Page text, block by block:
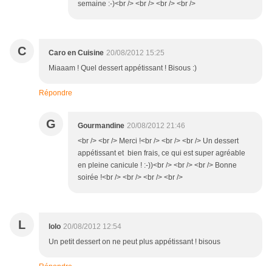
semaine :-)<br /> <br /> <br /> <br />
C Caro en Cuisine 20/08/2012 15:25
Miaaam ! Quel dessert appétissant ! Bisous :)
Répondre
G Gourmandine 20/08/2012 21:46
<br /> <br /> Merci !<br /> <br /> <br /> Un dessert
appétissant et bien frais, ce qui est super agréable
en pleine canicule ! :-))<br /> <br /> <br /> Bonne
soirée !<br /> <br /> <br /> <br />
L lolo 20/08/2012 12:54
Un petit dessert on ne peut plus appétissant ! bisous